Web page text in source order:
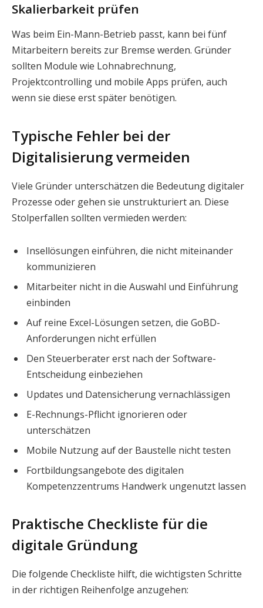
Skalierbarkeit prüfen
Was beim Ein-Mann-Betrieb passt, kann bei fünf
Mitarbeitern bereits zur Bremse werden. Gründer
sollten Module wie Lohnabrechnung,
Projektcontrolling und mobile Apps prüfen, auch
wenn sie diese erst später benötigen.
Typische Fehler bei der
Digitalisierung vermeiden
Viele Gründer unterschätzen die Bedeutung digitaler
Prozesse oder gehen sie unstrukturiert an. Diese
Stolperfallen sollten vermieden werden:
Insellösungen einführen, die nicht miteinander
kommunizieren
Mitarbeiter nicht in die Auswahl und Einführung
einbinden
Auf reine Excel-Lösungen setzen, die GoBD-
Anforderungen nicht erfüllen
Den Steuerberater erst nach der Software-
Entscheidung einbeziehen
Updates und Datensicherung vernachlässigen
E-Rechnungs-Pflicht ignorieren oder
unterschätzen
Mobile Nutzung auf der Baustelle nicht testen
Fortbildungsangebote des digitalen
Kompetenzzentrums Handwerk ungenutzt lassen
Praktische Checkliste für die
digitale Gründung
Die folgende Checkliste hilft, die wichtigsten Schritte
in der richtigen Reihenfolge anzugehen: